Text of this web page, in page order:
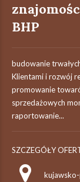
BHP
budowanie
Klientami i rozwój
promowanie
sprzedażowych
raportowanie...
SZCZEGÓŁY